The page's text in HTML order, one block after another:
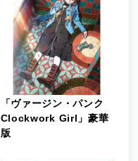
「ヴァージン・パンク
Clockwork Girl」豪華
版